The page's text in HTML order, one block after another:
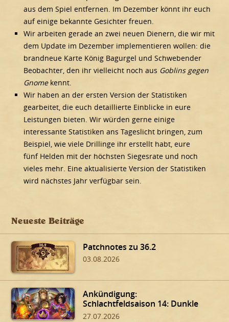
aus dem Spiel entfernen. Im Dezember könnt ihr euch
auf einige bekannte Gesichter freuen.
Wir arbeiten gerade an zwei neuen Dienern, die wir mit
dem Update im Dezember implementieren wollen: die
brandneue Karte König Bagurgel und Schwebender
Beobachter, den ihr vielleicht noch aus Goblins gegen
Gnomekennt.
Wir haben an der ersten Version der Statistiken
gearbeitet, die euch detaillierte Einblicke in eure
Leistungen bieten. Wir würden gerne einige
interessante Statistiken ans Tageslicht bringen, zum
Beispiel, wie viele Drillinge ihr erstellt habt, eure
fünf Helden mit der höchsten Siegesrate und noch
vieles mehr. Eine aktualisierte Version der Statistiken
wird nächstes Jahr verfügbar sein.
Neueste Beiträge
Patchnotes zu 36.2
03.08.2026
Ankündigung:
Schlachtfeldsaison 14: Dunkle
Gaben von Dalaran!
27.07.2026